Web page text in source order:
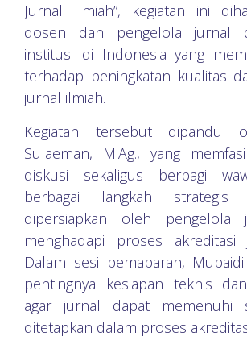
Jurnal Ilmiah”, kegiatan ini
dosen dan pengelola jurnal
institusi di Indonesia yang
terhadap peningkatan kualitas
jurnal ilmiah.
Kegiatan tersebut dipandu
Sulaeman, M.Ag., yang
diskusi sekaligus berbagi
berbagai langkah
dipersiapkan oleh pengelola
menghadapi proses akreditasi
Dalam sesi pemaparan,
pentingnya kesiapan teknis
agar jurnal dapat memenuhi
ditetapkan dalam proses